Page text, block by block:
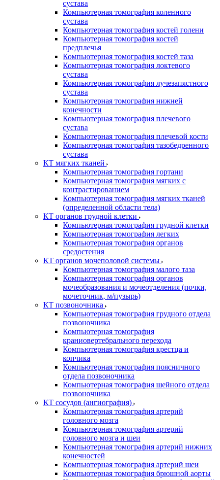
сустава
Компьютерная томография коленного
сустава
Компьютерная томография костей голени
Компьютерная томография костей
предплечья
Компьютерная томография костей таза
Компьютерная томография локтевого
сустава
Компьютерная томография лучезапястного
сустава
Компьютерная томография нижней
конечности
Компьютерная томография плечевого
сустава
Компьютерная томография плечевой кости
Компьютерная томография тазобедренного
сустава
КТ мягких тканей
Компьютерная томография гортани
Компьютерная томография мягких с
контрастированием
Компьютерная томография мягких тканей
(определенной области тела)
КТ органов грудной клетки
Компьютерная томография грудной клетки
Компьютерная томография легких
Компьютерная томография органов
средостения
КТ органов мочеполовой системы
Компьютерная томография малого таза
Компьютерная томография органов
мочеобразования и мочеотделения (почки,
мочеточник, м/пузырь)
КТ позвоночника
Компьютерная томография грудного отдела
позвоночника
Компьютерная томография
краниовертебрального перехода
Компьютерная томография крестца и
копчика
Компьютерная томография поясничного
отдела позвоночника
Компьютерная томография шейного отдела
позвоночника
КТ сосудов (ангиография)
Компьютерная томография артерий
головного мозга
Компьютерная томография артерий
головного мозга и шеи
Компьютерная томография артерий нижних
конечностей
Компьютерная томография артерий шеи
Компьютерная томография брюшной аорты